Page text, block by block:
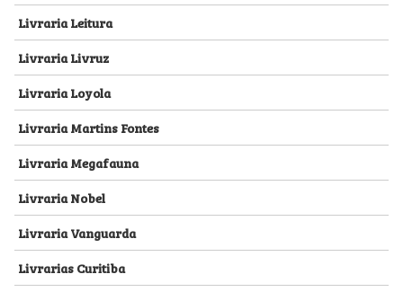
Livraria Leitura
Livraria Livruz
Livraria Loyola
Livraria Martins Fontes
Livraria Megafauna
Livraria Nobel
Livraria Vanguarda
Livrarias Curitiba